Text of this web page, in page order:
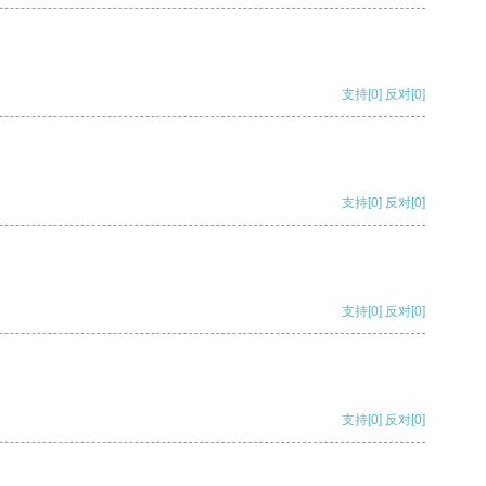
支持[0] 反对[0]
支持[0] 反对[0]
支持[0] 反对[0]
支持[0] 反对[0]